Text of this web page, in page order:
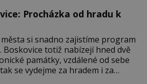
Procházka od hradu k
si snadno zajistíme program
Boskovice totiž nabízejí hned dvě
památky, vzdálené od sebe
se vydejme za hradem i za